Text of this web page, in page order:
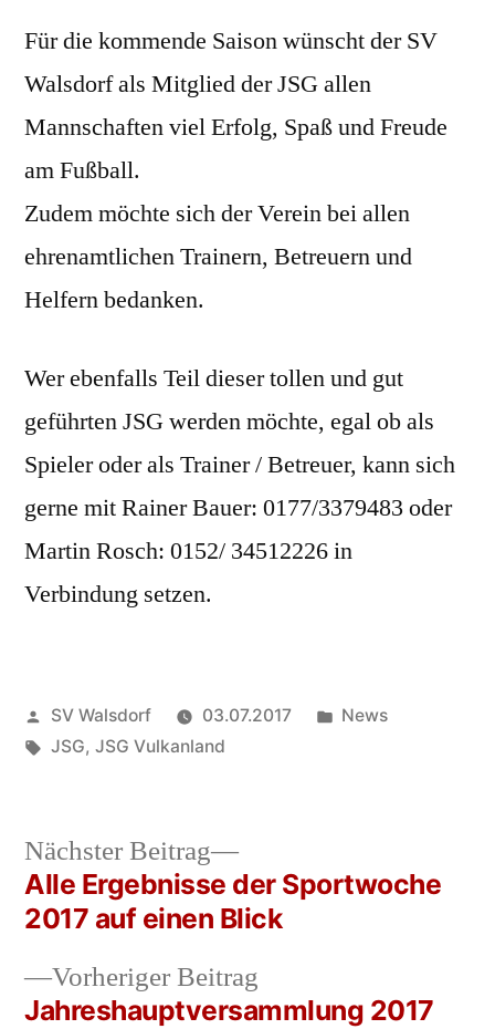
Für die kommende Saison wünscht der SV
Walsdorf als Mitglied der JSG allen
Mannschaften viel Erfolg, Spaß und Freude
am Fußball.
Zudem möchte sich der Verein bei allen
ehrenamtlichen Trainern, Betreuern und
Helfern bedanken.
Wer ebenfalls Teil dieser tollen und gut
geführten JSG werden möchte, egal ob als
Spieler oder als Trainer / Betreuer, kann sich
gerne mit Rainer Bauer: 0177/3379483 oder
Martin Rosch: 0152/ 34512226 in
Verbindung setzen.
Veröffentlicht
von
SV Walsdorf 03.07.2017
Veröffentlicht
News
Schlagwörter:
JSG, JSG Vulkanland
Beitrags-
Navigation
Vorheriger Beitrag
Beitrag:
Jahreshauptversammlung 2017
Nächster Beitrag
Nächster
Beitrag:
Alle Ergebnisse der Sportwoche
2017 auf einen Blick